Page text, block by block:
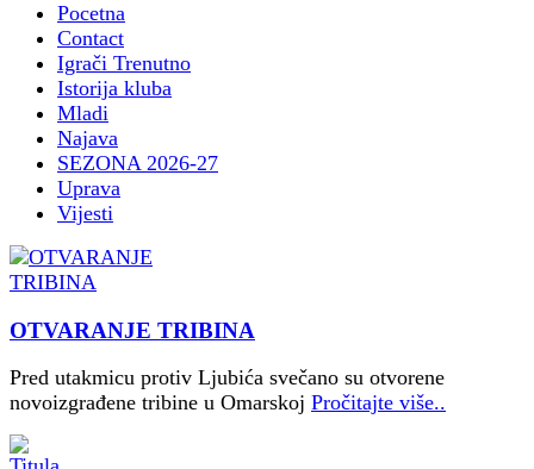
Pocetna
Contact
Igrači Trenutno
Istorija kluba
Mladi
Najava
SEZONA 2026-27
Uprava
Vijesti
OTVARANJE TRIBINA
Pred utakmicu protiv Ljubića svečano su otvorene
novoizgrađene tribine u Omarskoj Pročitajte više..